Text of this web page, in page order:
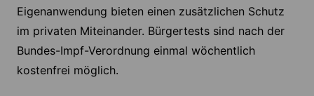
Eigenanwendung bieten einen zusätzlichen Schutz
im privaten Miteinander. Bürgertests sind nach der
Bundes-Impf-Verordnung einmal wöchentlich
kostenfrei möglich.